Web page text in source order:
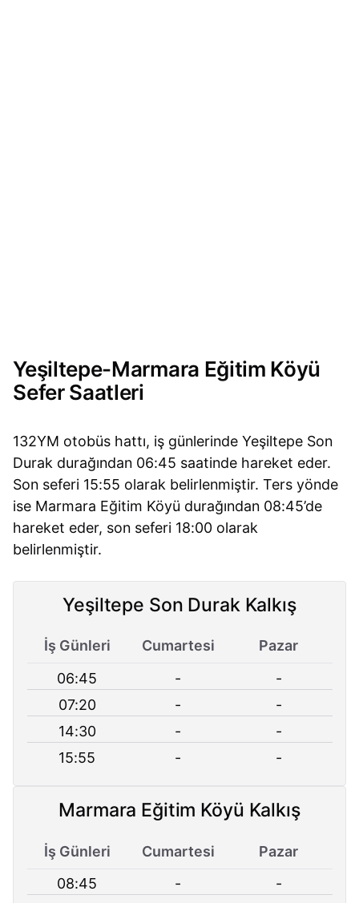
Yeşiltepe-Marmara Eğitim Köyü
Sefer Saatleri
132YM otobüs hattı, iş günlerinde Yeşiltepe Son
Durak durağından 06:45 saatinde hareket eder.
Son seferi 15:55 olarak belirlenmiştir. Ters yönde
ise Marmara Eğitim Köyü durağından 08:45’de
hareket eder, son seferi 18:00 olarak
belirlenmiştir.
Yeşiltepe Son Durak Kalkış
İş Günleri Cumartesi
Pazar
06:45
-
-
07:20
-
-
14:30
-
-
15:55
- -
Marmara Eğitim Köyü Kalkış
İş Günleri Cumartesi
Pazar
08:45
-
-